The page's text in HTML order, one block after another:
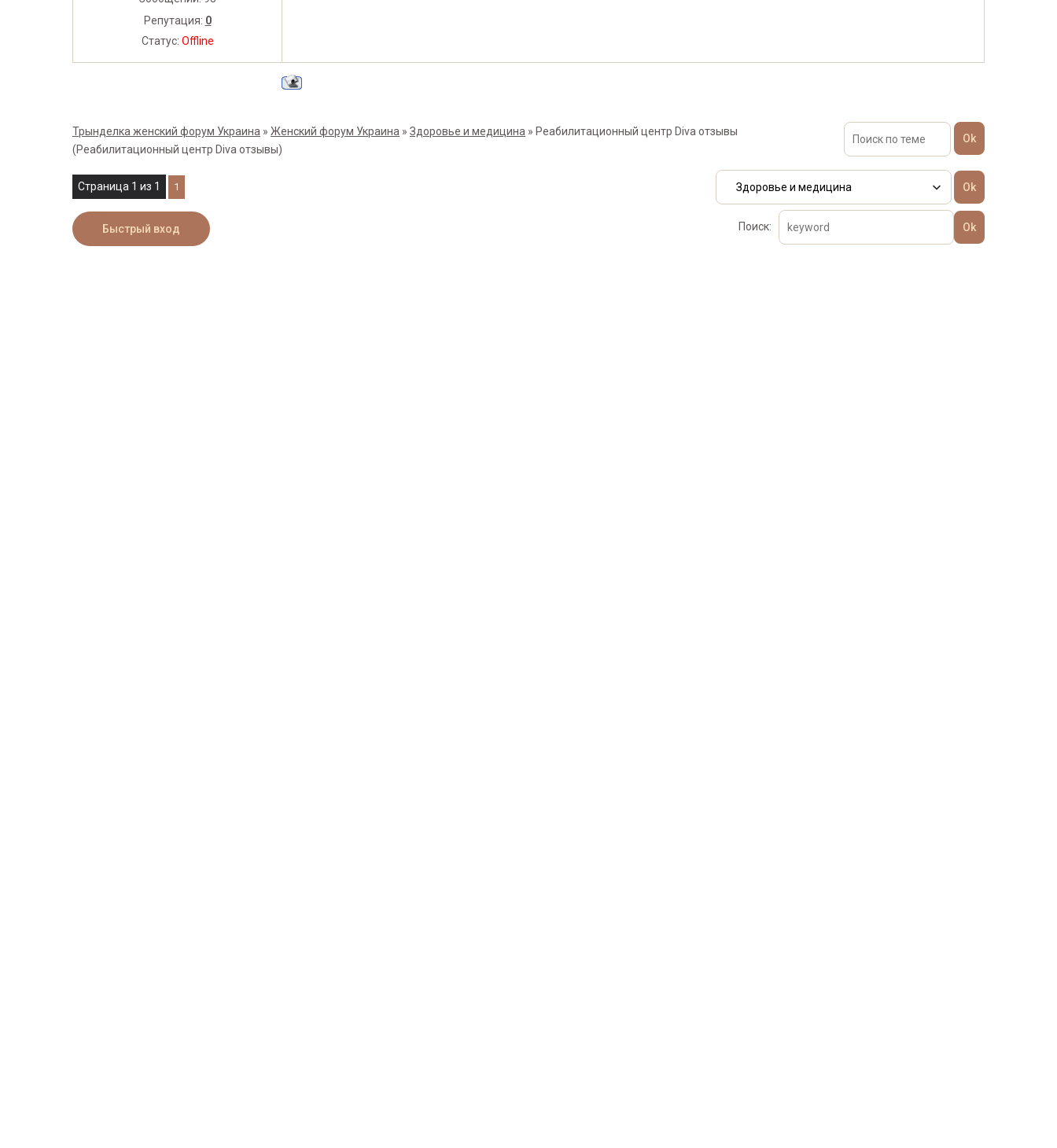
Репутация: 0
Статус: Offline
Трынделка женский форум Украина » Женский форум Украина » Здоровье и медицина » Реабилитационный центр Diva отзывы
(Реабилитационный центр Diva отзывы)
Страница 1 из 1 1
Поиск: